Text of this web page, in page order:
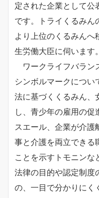
定された企業として公
です。トライくるみん
より上位のくるみんへ
生労働大臣に伺います。
ワークライフバラン
シンボルマークについ
法に基づくくるみん、
し、青少年の雇用の促
スエール、企業が介護
事と介護を両立できる
ことを示すトモニンな
法律の目的や認定制度
の、一目で分かりにく